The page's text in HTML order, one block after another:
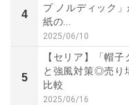
4
プ ノルディック
紙の...
2025/06/10
5
【セリア】「帽
と強風対策◎売り
比較
2025/06/16